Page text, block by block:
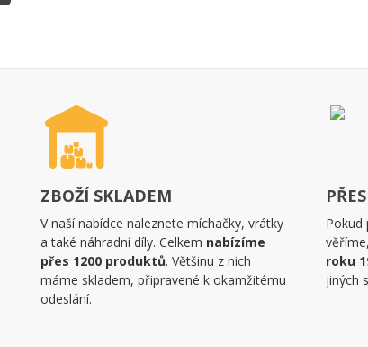
ZBOŽÍ SKLADEM
V naší nabídce naleznete míchačky, vrátky
a také náhradní díly. Celkem nabízíme
přes 1200 produktů. Většinu z nich
máme skladem, připravené k okamžitému
odeslání.
Pokud
roku
jiných